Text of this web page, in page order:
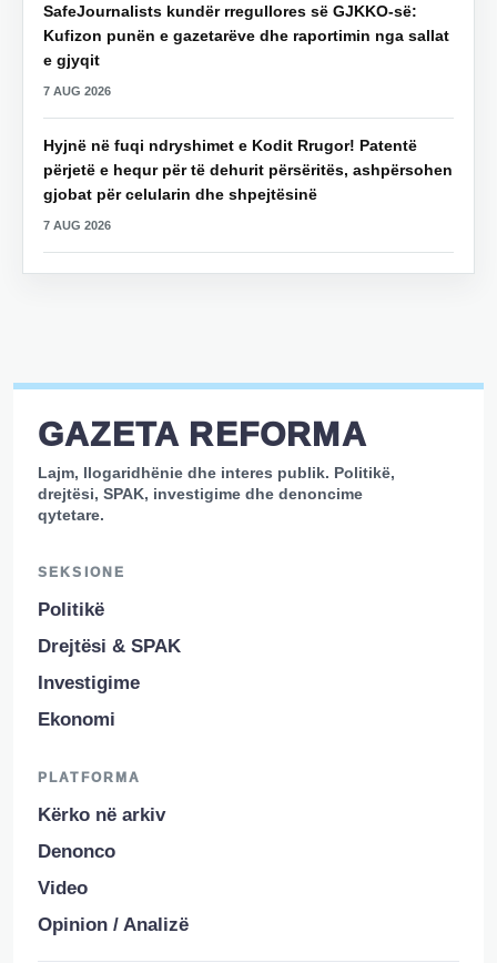
SafeJournalists kundër rregullores së GJKKO-së:
Kufizon punën e gazetarëve dhe raportimin nga sallat
e gjyqit
7 AUG 2026
Hyjnë në fuqi ndryshimet e Kodit Rrugor! Patentë
përjetë e hequr për të dehurit përsëritës, ashpërsohen
gjobat për celularin dhe shpejtësinë
7 AUG 2026
GAZETA REFORMA
Lajm, llogaridhënie dhe interes publik. Politikë,
drejtësi, SPAK, investigime dhe denoncime
qytetare.
SEKSIONE
Politikë
Drejtësi & SPAK
Investigime
Ekonomi
PLATFORMA
Kërko në arkiv
Denonco
Video
Opinion / Analizë